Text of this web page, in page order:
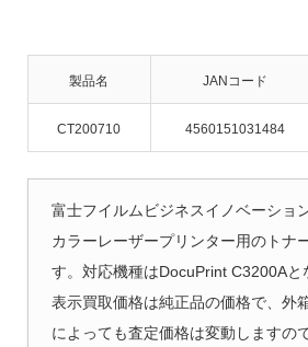
製品名 JANコード
CT200710 4560151031484
富士フイルムビジネスイノベーショ
カラーレーザープリンター用のトナ
す。対応機種はDocuPrint C3200Aと
表示買取価格は純正品の価格で、外
によっても査定価格は変動しますの